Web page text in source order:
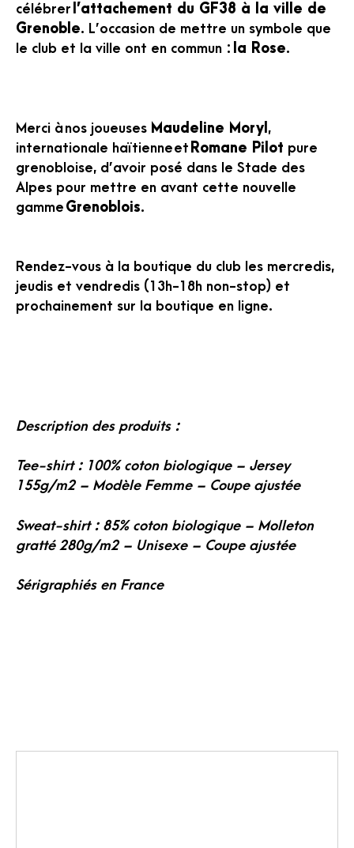
célébrer l’attachement du GF38 à la ville de
Grenoble. L’occasion de mettre un symbole que
le club et la ville ont en commun : la Rose.
Merci à nos joueuses Maudeline Moryl ,
internationale haïtienne et Romane Pilot pure
grenobloise, d’avoir posé dans le Stade des
Alpes pour mettre en avant cette nouvelle
gamme Grenoblois.
Rendez-vous à la boutique du club les mercredis,
jeudis et vendredis (13h-18h non-stop) et
prochainement sur la boutique en ligne.
Description des produits :
Tee-shirt : 100% coton biologique – Jersey
155g/m2 – Modèle Femme – Coupe ajustée
Sweat-shirt : 85% coton biologique – Molleton
gratté 280g/m2 – Unisexe – Coupe ajustée
Sérigraphiés en France